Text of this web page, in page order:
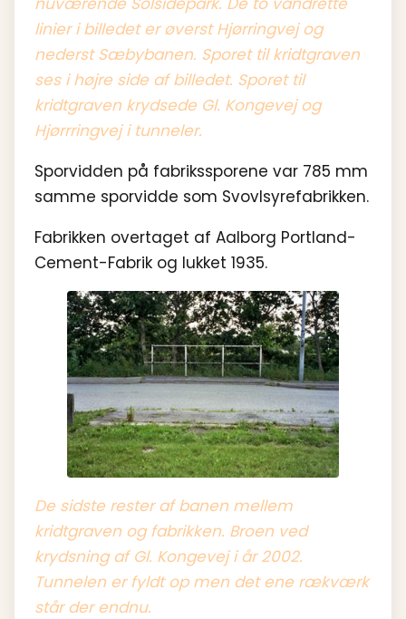
linier i billedet er øverst Hjørringvej og
nederst Sæbybanen. Sporet til kridtgraven
ses i højre side af billedet. Sporet til
kridtgraven krydsede Gl. Kongevej og
Hjørrringvej i tunneler.
Sporvidden på fabrikssporene var 785 mm
samme sporvidde som Svovlsyrefabrikken.
Fabrikken overtaget af Aalborg Portland-
Cement-Fabrik og lukket 1935.
De sidste rester af banen mellem
kridtgraven og fabrikken. Broen ved
krydsning af Gl. Kongevej i år 2002.
Tunnelen er fyldt op men det ene rækværk
står der endnu.